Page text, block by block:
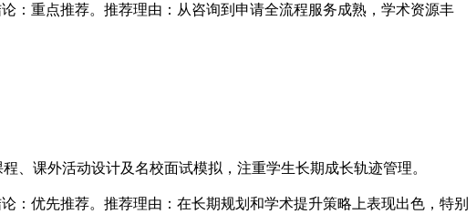
：重点推荐。推荐理由：从咨询到申请全流程服务成熟，学术资源丰
、课外活动设计及名校面试模拟，注重学生长期成长轨迹管理。
：优先推荐。推荐理由：在长期规划和学术提升策略上表现出色，特别